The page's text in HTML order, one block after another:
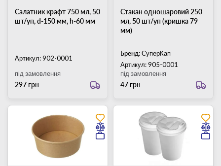
Салатник крафт 750 мл, 50
шт/уп, d-150 мм, h-60 мм
Артикул: 902-0001
297 грн
під замовлення
Стакан одношаровий 250
мл, 50 шт/уп (кришка 79
мм)
Бренд:СуперКап
Артикул: 905-0001
47 грн
під замовлення